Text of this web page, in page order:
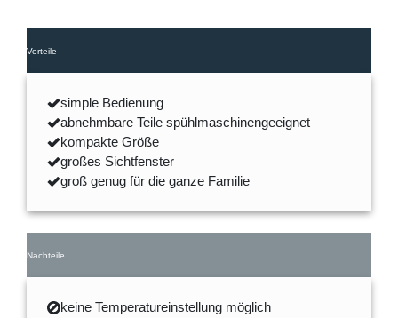
Vorteile
simple Bedienung
abnehmbare Teile spühlmaschinengeeignet
kompakte Größe
großes Sichtfenster
groß genug für die ganze Familie
Nachteile
keine Temperatureinstellung möglich